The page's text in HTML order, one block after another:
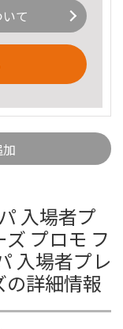
て
入場者プ
ズ プロモ フ
入場者プレ
の詳細情報